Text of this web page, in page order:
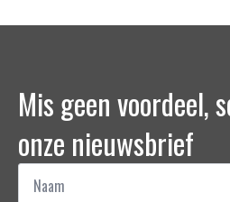
Mis geen voordeel,
onze nieuwsbrief
Naam